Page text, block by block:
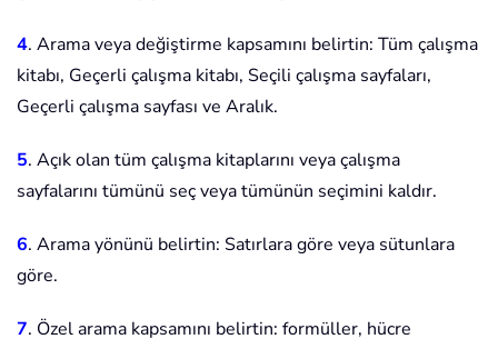
4. Arama veya değiştirme kapsamını belirtin: Tüm çalışma
kitabı, Geçerli çalışma kitabı, Seçili çalışma sayfaları,
Geçerli çalışma sayfası ve Aralık.
5. Açık olan tüm çalışma kitaplarını veya çalışma
sayfalarını tümünü seç veya tümünün seçimini kaldır.
6. Arama yönünü belirtin: Satırlara göre veya sütunlara
göre.
7. Özel arama kapsamını belirtin: formüller, hücre